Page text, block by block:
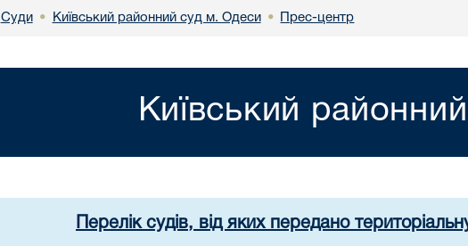
Суди • Київський районний суд м. Одеси • Прес-центр
Київський
Перелік судів, від яких передано